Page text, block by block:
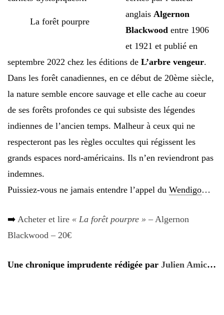
La forêt pourpre
anglais Algernon
Blackwood entre 1906
et 1921 et publié en
septembre 2022 chez les éditions de L’arbre vengeur.
Dans les forêt canadiennes, en ce début de 20ème siècle,
la nature semble encore sauvage et elle cache au coeur
de ses forêts profondes ce qui subsiste des légendes
indiennes de l’ancien temps. Malheur à ceux qui ne
respecteront pas les règles occultes qui régissent les
grands espaces nord-américains. Ils n’en reviendront pas
indemnes.
Puissiez-vous ne jamais entendre l’appel du Wendigo…
➡️ Acheter et lire « La forêt pourpre » – Algernon
Blackwood – 20€
Une chronique imprudente rédigée par Julien Amic…